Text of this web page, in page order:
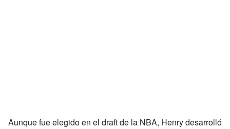
Aunque fue elegido en el draft de la NBA, Henry desarrolló